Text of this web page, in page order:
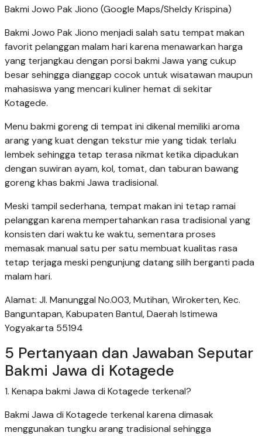
Bakmi Jowo Pak Jiono (Google Maps/Sheldy Krispina)
Bakmi Jowo Pak Jiono menjadi salah satu tempat makan
favorit pelanggan malam hari karena menawarkan harga
yang terjangkau dengan porsi bakmi Jawa yang cukup
besar sehingga dianggap cocok untuk wisatawan maupun
mahasiswa yang mencari kuliner hemat di sekitar
Kotagede.
Menu bakmi goreng di tempat ini dikenal memiliki aroma
arang yang kuat dengan tekstur mie yang tidak terlalu
lembek sehingga tetap terasa nikmat ketika dipadukan
dengan suwiran ayam, kol, tomat, dan taburan bawang
goreng khas bakmi Jawa tradisional.
Meski tampil sederhana, tempat makan ini tetap ramai
pelanggan karena mempertahankan rasa tradisional yang
konsisten dari waktu ke waktu, sementara proses
memasak manual satu per satu membuat kualitas rasa
tetap terjaga meski pengunjung datang silih berganti pada
malam hari.
Alamat: Jl. Manunggal No.003, Mutihan, Wirokerten, Kec.
Banguntapan, Kabupaten Bantul, Daerah Istimewa
Yogyakarta 55194
5 Pertanyaan dan Jawaban Seputar
Bakmi Jawa di Kotagede
1. Kenapa bakmi Jawa di Kotagede terkenal?
Bakmi Jawa di Kotagede terkenal karena dimasak
menggunakan tungku arang tradisional sehingga